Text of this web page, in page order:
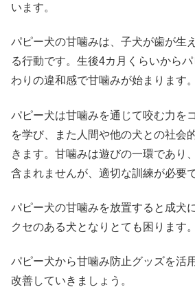
います。
パピー犬の甘噛みは、子犬が歯が生
る行動です。生後4カ月くらいから
わりの違和感で甘噛みが始まります。
パピー犬は甘噛みを通じて咬む力を
を学び、また人間や他の犬との社会
きます。甘噛みは遊びの一環であり
含まれませんが、適切な訓練が必要で
パピー犬の甘噛みを放置すると成犬
クセのある犬となりとても困ります。
パピー犬から甘噛み防止グッズを活
改善していきましょう。